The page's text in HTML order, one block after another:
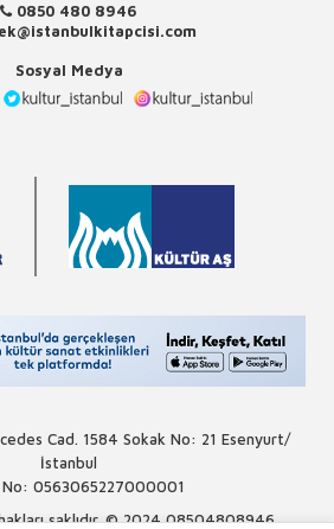
0850 480 8946
Sosyal Medya
Cad. 1584 Sokak No: 21 Esenyurt/
İstanbul
No: 0563065227000001
saklıdır. © 2024 08504808946